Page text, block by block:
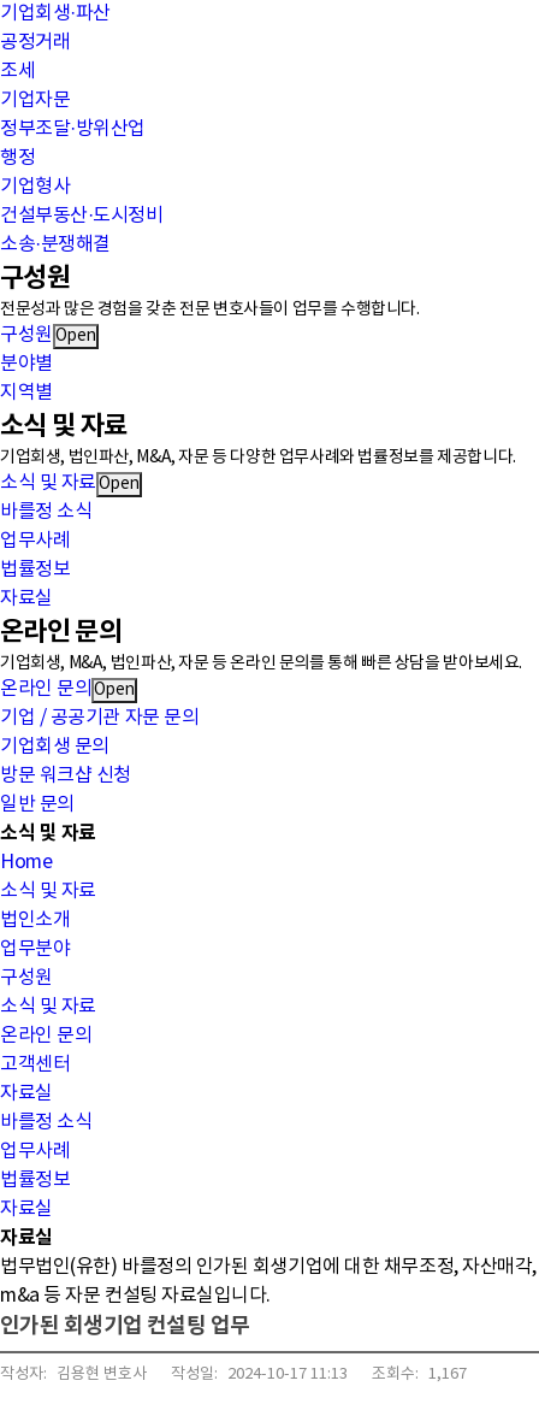
기업회생·파산
공정거래
조세
기업자문
정부조달·방위산업
행정
기업형사
건설부동산·도시정비
소송·분쟁해결
구성원
전문성과 많은 경험을 갖춘 전문 변호사들이 업무를 수행합니다.
구성원 Open
분야별
지역별
소식 및 자료
기업회생, 법인파산, M&A, 자문 등 다양한 업무사례와 법률정보를 제공합니다.
소식 및 자료Open
바를정 소식
업무사례
법률정보
자료실
온라인 문의
기업회생, M&A, 법인파산, 자문 등 온라인 문의를 통해 빠른 상담을 받아보세요.
온라인 문의 Open
기업 / 공공기관 자문 문의
기업회생 문의
방문 워크샵 신청
일반 문의
소식 및 자료
Home
소식 및 자료
법인소개
업무분야
구성원
소식 및 자료
온라인 문의
고객센터
자료실
바를정 소식
업무사례
법률정보
자료실
자료실
법무법인(유한) 바를정의 인가된 회생기업에 대한 채무조정, 자산매각,
m&a 등 자문 컨설팅 자료실입니다.
인가된 회생기업 컨설팅 업무
작성자: 김용현 변호사 작성일: 2024-10-17 11:13 조회수: 1,167